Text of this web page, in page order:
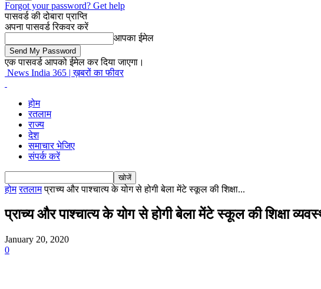
Forgot your password? Get help
पासवर्ड की दोबारा प्राप्ति
अपना पासवर्ड रिकवर करें
आपका ईमेल
एक पासवर्ड आपको ईमेल कर दिया जाएगा।
News India 365 | ख़बरों का फीवर
होम
रतलाम
राज्य
देश
समाचार भेजिए
संपर्क करें
होम रतलाम प्राच्य और पाश्चात्य के योग से होगी बेला मेंटे स्कूल की शिक्षा...
प्राच्य और पाश्चात्य के योग से होगी बेला मेंटे स्कूल की शिक्षा
January 20, 2020
0